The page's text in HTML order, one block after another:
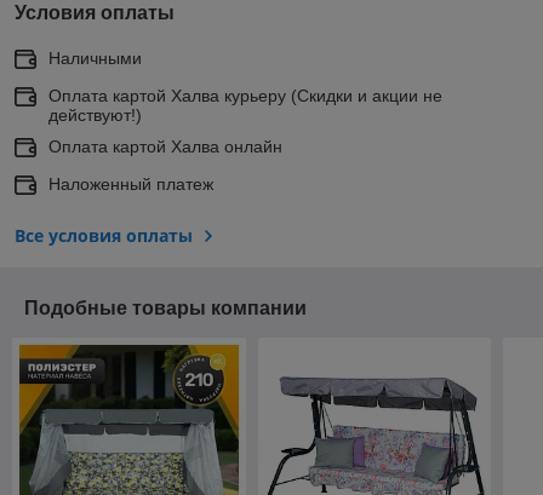
Условия оплаты
Наличными
Оплата картой Халва курьеру (Скидки и акции не
действуют!)
Оплата картой Халва онлайн
Наложенный платеж
Все условия оплаты
Подобные товары компании